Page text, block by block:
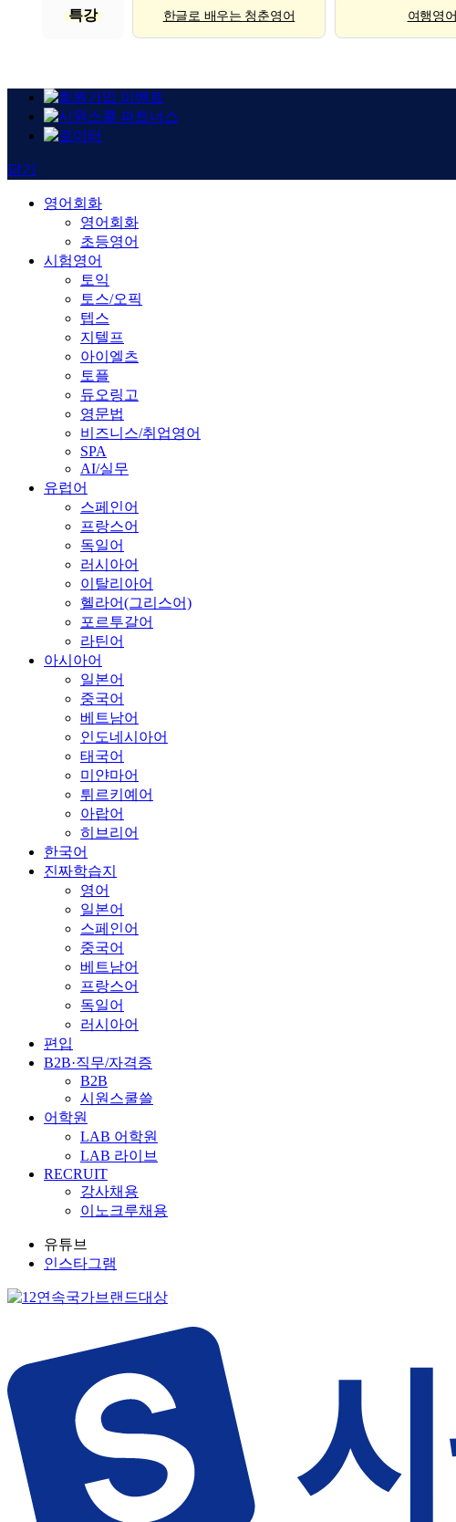
특강 한글로 배우는 청춘영어 여행영어
닫기
영어회화
영어회화
초등영어
시험영어
토익
토스/오픽
텝스
지텔프
아이엘츠
토플
듀오링고
영문법
비즈니스/취업영어
SPA
AI/실무
유럽어
스페인어
프랑스어
독일어
러시아어
이탈리아어
헬라어(그리스어)
포르투갈어
라틴어
아시아어
일본어
중국어
베트남어
인도네시아어
태국어
미얀마어
튀르키예어
아랍어
히브리어
한국어
진짜학습지
영어
일본어
스페인어
중국어
베트남어
프랑스어
독일어
러시아어
편입
B2B·직무/자격증
B2B
시원스쿨쓸
어학원
LAB 어학원
LAB 라이브
RECRUIT
강사채용
이노크루채용
유튜브
인스타그램